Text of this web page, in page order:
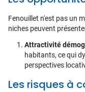
Fenouillet n'est pas un
niches peuvent
Attractivité
habitants, ce qui
perspectives
Les risques à